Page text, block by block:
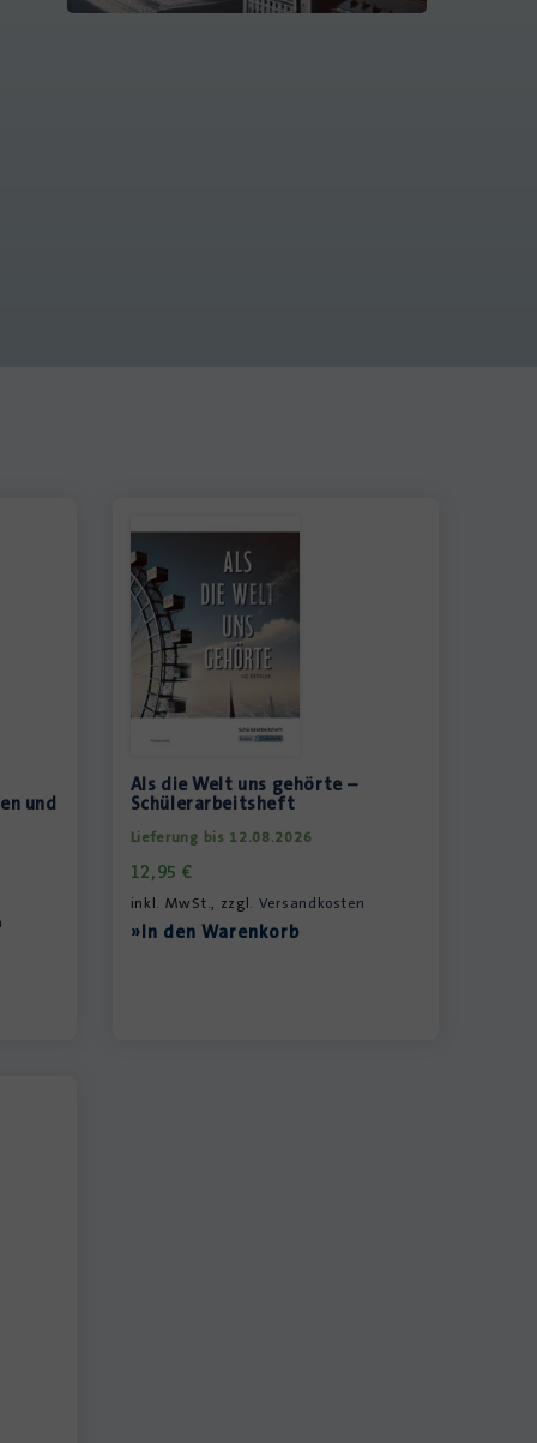
und
Als die Welt uns gehörte –
Schülerarbeitsheft
Lieferung bis 12.08.2026
12,95 €
inkl. MwSt., zzgl. Versandkosten
»In den Warenkorb